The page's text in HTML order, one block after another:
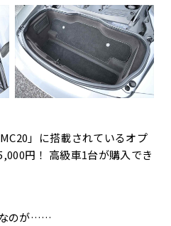
」に搭載されているオプ
円！ 高級車1台が購入でき
なのが……